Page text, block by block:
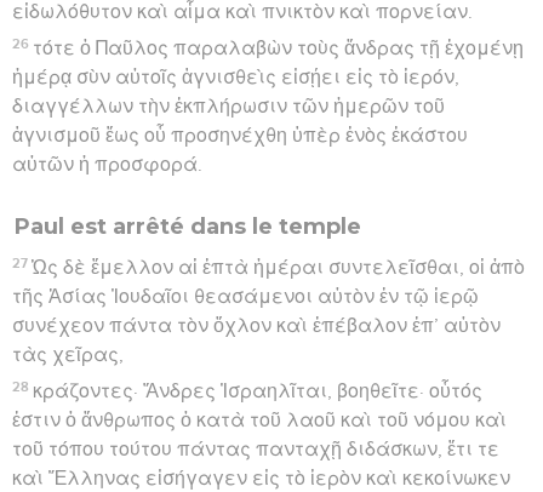
εἰδωλόθυτον καὶ αἷμα καὶ πνικτὸν καὶ πορνείαν.
26 τότε ὁ Παῦλος παραλαβὼν τοὺς ἄνδρας τῇ ἐχομένῃ
ἡμέρᾳ σὺν αὐτοῖς ἁγνισθεὶς εἰσῄει εἰς τὸ ἱερόν,
διαγγέλλων τὴν ἐκπλήρωσιν τῶν ἡμερῶν τοῦ
ἁγνισμοῦ ἕως οὗ προσηνέχθη ὑπὲρ ἑνὸς ἑκάστου
αὐτῶν ἡ προσφορά.
Paul est arrêté dans le temple
27 Ὡς δὲ ἔμελλον αἱ ἑπτὰ ἡμέραι συντελεῖσθαι, οἱ ἀπὸ
τῆς Ἀσίας Ἰουδαῖοι θεασάμενοι αὐτὸν ἐν τῷ ἱερῷ
συνέχεον πάντα τὸν ὄχλον καὶ ἐπέβαλον ἐπ’ αὐτὸν
τὰς χεῖρας,
28 κράζοντες· Ἄνδρες Ἰσραηλῖται, βοηθεῖτε· οὗτός
ἐστιν ὁ ἄνθρωπος ὁ κατὰ τοῦ λαοῦ καὶ τοῦ νόμου καὶ
τοῦ τόπου τούτου πάντας πανταχῇ διδάσκων, ἔτι τε
καὶ Ἕλληνας εἰσήγαγεν εἰς τὸ ἱερὸν καὶ κεκοίνωκεν